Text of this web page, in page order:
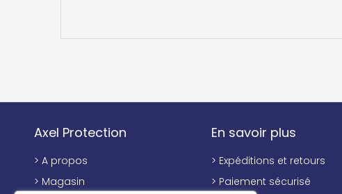
Axel Protection
> A propos
> Magasin
En savoir plus
> Expéditions et retours
> Paiement sécurisé